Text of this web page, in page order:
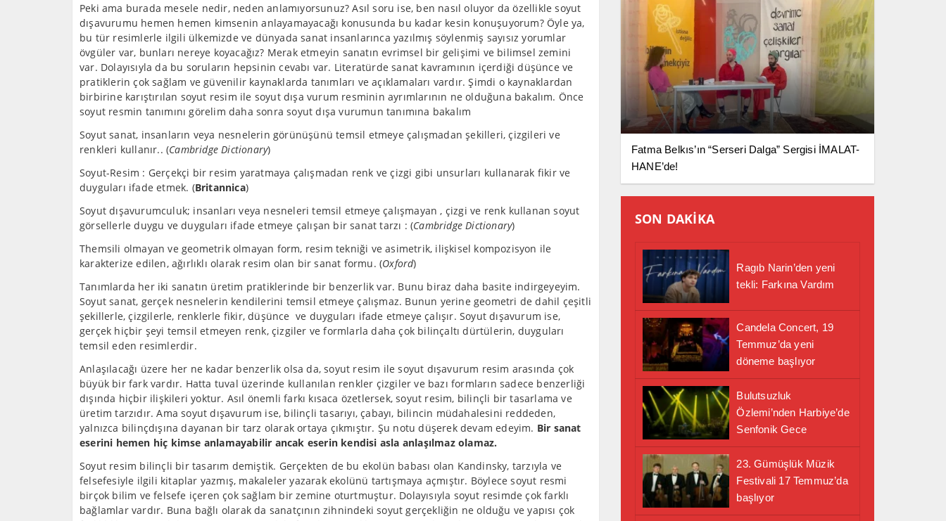
Peki ama burada mesele nedir, neden anlamıyorsunuz? Asıl soru ise, ben nasıl oluyor da özellikle soyut
dışavurumu hemen hemen kimsenin anlayamayacağı konusunda bu kadar kesin konuşuyorum? Öyle ya,
bu tür resimlerle ilgili ülkemizde ve dünyada sanat insanlarınca yazılmış söylenmiş sayısız yorumlar
övgüler var, bunları nereye koyacağız? Merak etmeyin sanatın evrimsel bir gelişimi ve bilimsel zemini
var. Dolayısıyla da bu soruların hepsinin cevabı var. Literatürde sanat kavramının içerdiği düşünce ve
pratiklerin çok sağlam ve güvenilir kaynaklarda tanımları ve açıklamaları vardır. Şimdi o kaynaklardan
birbirine karıştırılan soyut resim ile soyut dışa vurum resminin ayrımlarının ne olduğuna bakalım. Önce
soyut resmin tanımını görelim daha sonra soyut dışa vurumun tanımına bakalım
Soyut sanat, insanların veya nesnelerin görünüşünü temsil etmeye çalışmadan şekilleri, çizgileri ve
renkleri kullanır.. (Cambridge Dictionary)
Soyut-Resim : Gerçekçi bir resim yaratmaya çalışmadan renk ve çizgi gibi unsurları kullanarak fikir ve
duyguları ifade etmek. (Britannica)
Soyut dışavurumculuk; insanları veya nesneleri temsil etmeye çalışmayan , çizgi ve renk kullanan soyut
görsellerle duygu ve duyguları ifade etmeye çalışan bir sanat tarzı : (Cambridge Dictionary)
Themsili olmayan ve geometrik olmayan form, resim tekniği ve asimetrik, ilişkisel kompozisyon ile
karakterize edilen, ağırlıklı olarak resim olan bir sanat formu. (Oxford)
Tanımlarda her iki sanatın üretim pratiklerinde bir benzerlik var. Bunu biraz daha basite indirgeyeyim.
Soyut sanat, gerçek nesnelerin kendilerini temsil etmeye çalışmaz. Bunun yerine geometri de dahil çeşitli
şekillerle, çizgilerle, renklerle fikir, düşünce ve duyguları ifade etmeye çalışır. Soyut dışavurum ise,
gerçek hiçbir şeyi temsil etmeyen renk, çizgiler ve formlarla daha çok bilinçaltı dürtülerin, duyguları
temsil eden resimlerdir.
Anlaşılacağı üzere her ne kadar benzerlik olsa da, soyut resim ile soyut dışavurum resim arasında çok
büyük bir fark vardır. Hatta tuval üzerinde kullanılan renkler çizgiler ve bazı formların sadece benzerliği
dışında hiçbir ilişkileri yoktur. Asıl önemli farkı kısaca özetlersek, soyut resim, bilinçli bir tasarlama ve
üretim tarzıdır. Ama soyut dışavurum ise, bilinçli tasarıyı, çabayı, bilincin müdahalesini reddeden,
yalnızca bilinçdışına dayanan bir tarz olarak ortaya çıkmıştır. Şu notu düşerek devam edeyim. Bir sanat
eserini hemen hiç kimse anlamayabilir ancak eserin kendisi asla anlaşılmaz olamaz.
Soyut resim bilinçli bir tasarım demiştik. Gerçekten de bu ekolün babası olan Kandinsky, tarzıyla ve
felsefesiyle ilgili kitaplar yazmış, makaleler yazarak ekolünü tartışmaya açmıştır. Böylece soyut resmi
birçok bilim ve felsefe içeren çok sağlam bir zemine oturtmuştur. Dolayısıyla soyut resimde çok farklı
bağlamlar vardır. Buna bağlı olarak da sanatçının zihnindeki soyut gerçekliğin ne olduğu ve yapısı çok
Fatma Belkıs’ın “Serseri Dalga” Sergisi İMALAT-
HANE’de!
SON DAKİKA
Ragıb Narin’den yeni
tekli: Farkına Vardım
Candela Concert, 19
Temmuz’da yeni
döneme başlıyor
Bulutsuzluk
Özlemi’nden Harbiye’de
Senfonik Gece
23. Gümüşlük Müzik
Festivali 17 Temmuz’da
başlıyor